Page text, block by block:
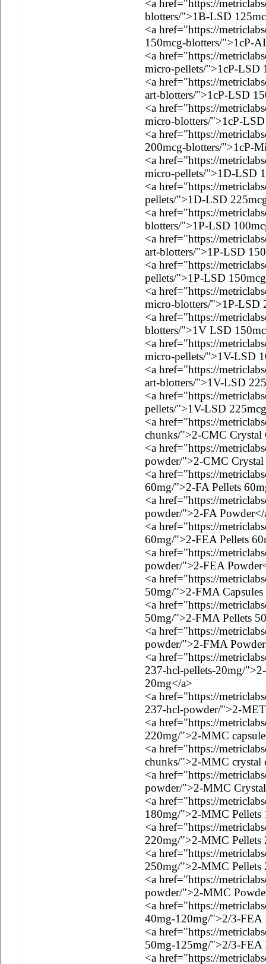
<a href="https://
blotters/">1B-LSD
<a href="https://
150mcg-blotters/">1cP-
<a href="https://
micro-pellets/">1cP-LSD
<a href="https://
art-blotters/">1cP-LSD
<a href="https://
micro-blotters/">1cP-
<a href="https://
200mcg-blotters/">1cP-
<a href="https://
micro-pellets/">1D-LSD
<a href="https://
pellets/">1D-LSD
<a href="https://
blotters/">1P-LSD
<a href="https://
art-blotters/">1P-LSD
<a href="https://
pellets/">1P-LSD
<a href="https://
micro-blotters/">1P-LSD
<a href="https://
blotters/">1V LSD
<a href="https://
micro-pellets/">1V-LSD
<a href="https://
art-blotters/">1V-LSD
<a href="https://
pellets/">1V-LSD
<a href="https://
chunks/">2-CMC Crystal
<a href="https://
powder/">2-CMC Crystal
<a href="https://
60mg/">2-FA Pellets
<a href="https://
powder/">2-FA Powder</
<a href="https://
60mg/">2-FEA Pellets
<a href="https://
powder/">2-FEA
<a href="https://
50mg/">2-FMA
<a href="https://
50mg/">2-FMA Pellets
<a href="https://
powder/">2-FMA
<a href="https://
237-hcl-pellets-20mg/
20mg</a>
<a href="https://
237-hcl-powder/">2-
<a href="https://
220mg/">2-MMC
<a href="https://
chunks/">2-MMC crystal
<a href="https://
powder/">2-MMC
<a href="https://
180mg/">2-MMC Pellets
<a href="https://
220mg/">2-MMC Pellets
<a href="https://
250mg/">2-MMC Pellets
<a href="https://
powder/">2-MMC
<a href="https://
40mg-120mg/">2/3-FEA
<a href="https://
50mg-125mg/">2/3-FEA
<a href="https://